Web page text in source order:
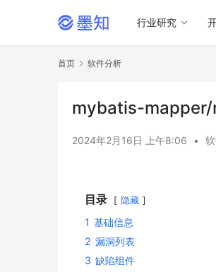
行业研究
首页 软件分析
mybatis-mapper/
2024年2月16日 上午8:06 •
目录 隐藏
1 基础信息
2 漏洞列表
3 缺陷组件